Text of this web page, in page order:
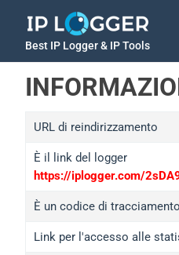
Best IP Logger & IP Tools
URL di reindirizzamento
È il link del logger
https://iplogger.com/
È un codice di tracciamento
Link per l'accesso alle